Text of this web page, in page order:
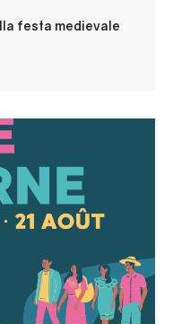
festa medievale
dei mercati notturni
affezionati e
aperta, bar aperti e